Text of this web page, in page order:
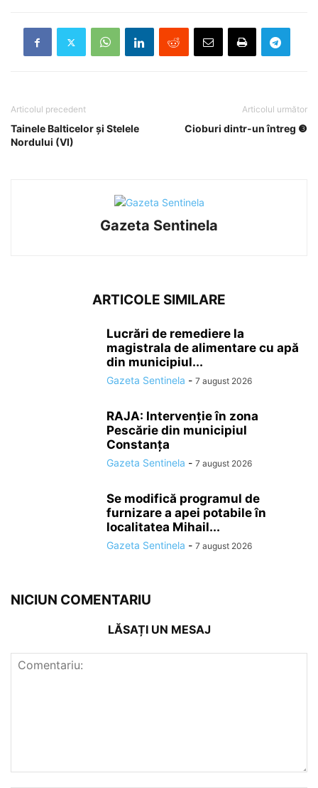
Articolul precedent
Tainele Balticelor și Stelele
Nordului (VI)
Articolul următor
Cioburi dintr-un întreg ❸
Gazeta Sentinela
ARTICOLE SIMILARE
Lucrări de remediere la
magistrala de alimentare cu apă
din municipiul...
Gazeta Sentinela - 7 august 2026
RAJA: Intervenție în zona
Pescărie din municipiul
Constanța
Gazeta Sentinela - 7 august 2026
Se modifică programul de
furnizare a apei potabile în
localitatea Mihail...
Gazeta Sentinela - 7 august 2026
NICIUN COMENTARIU
LĂSAȚI UN MESAJ